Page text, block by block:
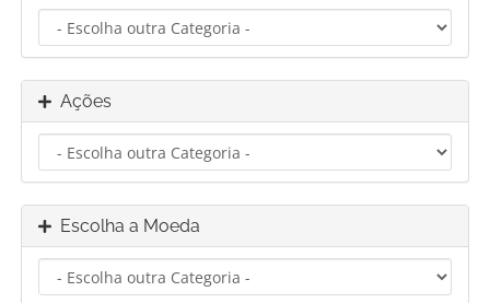
Ações
Escolha a Moeda